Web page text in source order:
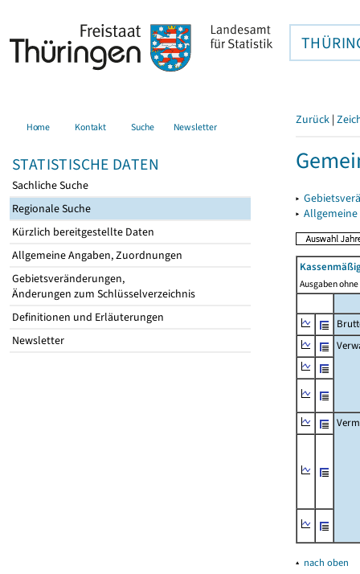
Home Kontakt Suche Newsletter
STATISTISCHE DATEN
Sachliche Suche
Regionale Suche
Kürzlich bereitgestellte Daten
Allgemeine Angaben, Zuordnungen
Gebietsveränderungen,
Änderungen zum Schlüsselverzeichnis
Definitionen und Erläuterungen
Newsletter
Zurück |
▸
▸
Ausgaben
▴ nach oben